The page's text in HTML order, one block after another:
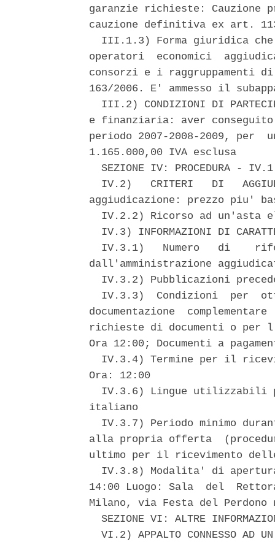
garanzie richieste: Cauzione
cauzione definitiva ex art.
III.1.3) Forma giuridica
operatori  economici
consorzi e i raggruppamenti
163/2006. E' ammesso il
III.2) CONDIZIONI DI
e finanziaria: aver
periodo 2007-2008-2009,
1.165.000,00 IVA esclusa
SEZIONE IV: PROCEDURA -
IV.2)   CRITERI   DI
aggiudicazione: prezzo piu'
IV.2.2) Ricorso ad un'asta
IV.3) INFORMAZIONI DI
IV.3.1)   Numero   di
dall'amministrazione
IV.3.2) Pubblicazioni
IV.3.3)  Condizioni  per
documentazione
richieste di documenti o per
Ora 12:00; Documenti a
IV.3.4) Termine per il
Ora: 12:00
IV.3.6) Lingue utilizzabili
italiano
IV.3.7) Periodo minimo
alla propria offerta
ultimo per il ricevimento
IV.3.8) Modalita' di
14:00 Luogo: Sala  del
Milano, via Festa del
SEZIONE VI: ALTRE
VI.2) APPALTO CONNESSO AD